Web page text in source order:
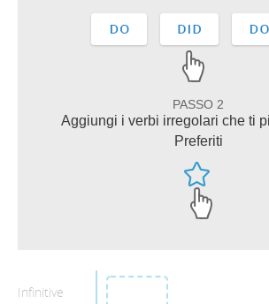
PASSO 2
Aggiungi i verbi irregolari che ti
Preferiti
Infinitive